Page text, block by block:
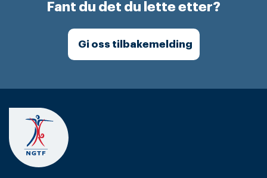
Fant du det du lette etter?
Gi oss tilbakemelding